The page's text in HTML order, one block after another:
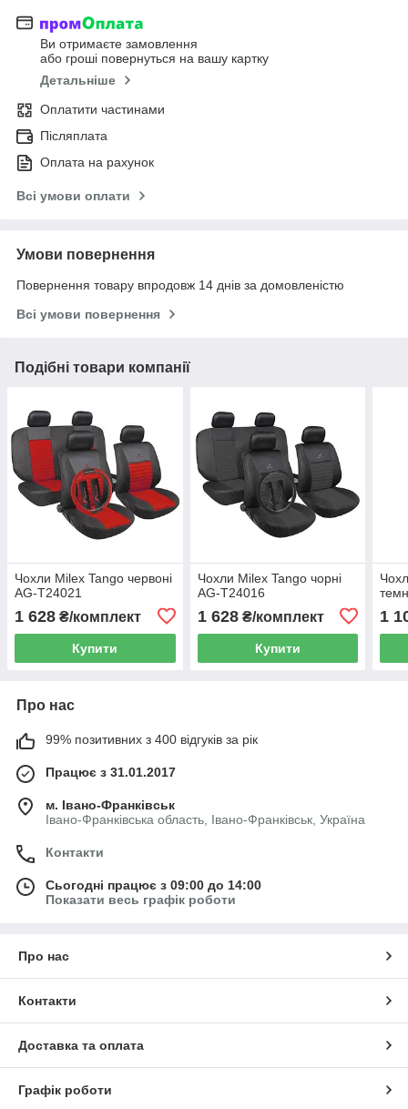
Ви отримаєте замовлення
або гроші повернуться на вашу картку
Детальніше
Оплатити частинами
Післяплата
Оплата на рахунок
Всі умови оплати
Умови повернення
Повернення товару впродовж 14 днів за домовленістю
Всі умови повернення
Подібні товари компанії
Чохли Milex Tango червоні
AG-T24021
1 628 ₴/комплект
Купити
Чохли Milex Tango чорні
AG-T24016
1 628₴/комплект
Купити
1
Про нас
99% позитивних з 400 відгуків за рік
Працює з 31.01.2017
м. Івано-Франківськ
Івано-Франківська область, Івано-Франківськ, Україна
Контакти
Сьогодні працює з 09:00 до 14:00
Показати весь графік роботи
Про нас
Контакти
Доставка та оплата
Графік роботи